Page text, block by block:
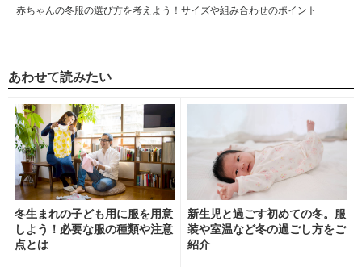
赤ちゃんの冬服の選び方を考えよう！サイズや組み合わせのポイント
あわせて読みたい
冬生まれの子ども用に服を用意
しよう！必要な服の種類や注意
点とは
新生児と過ごす初めての冬。服
装や室温など冬の過ごし方をご
紹介